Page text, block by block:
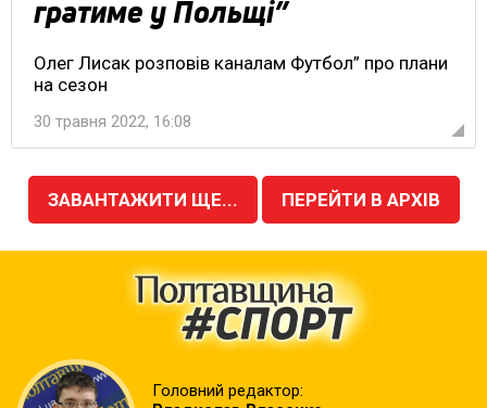
гратиме у Польщі”
Олег Лисак розповів каналам Футбол” про плани
на сезон
30 травня 2022, 16:08
ЗАВАНТАЖИТИ ЩЕ... ПЕРЕЙТИ В АРХІВ
Головний редактор: